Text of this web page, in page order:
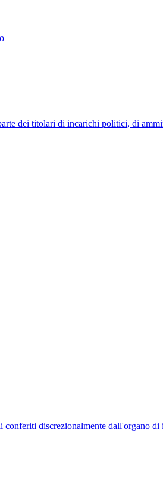
dei titolari di incarichi politici, di
discrezionalmente dall'organo